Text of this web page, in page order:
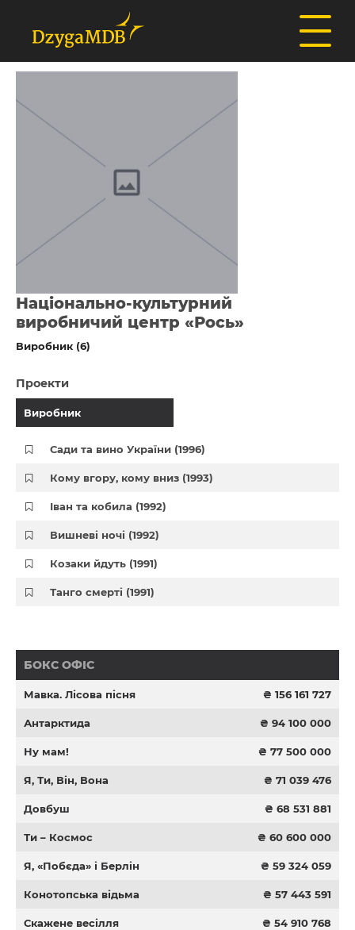
Національно-культурний
виробничий центр «Рось»
Виробник (6)
Проекти
Виробник
Сади та вино України (1996)
Кому вгору, кому вниз (1993)
Іван та кобила (1992)
Вишневі ночі (1992)
Козаки йдуть (1991)
Танго смерті (1991)
БОКС ОФІС
Мавка. Лісова пісня ₴ 156 161 727
Антарктида ₴ 94 100 000
Ну мам! ₴ 77 500 000
Я, Ти, Він, Вона ₴ 71 039 476
Довбуш ₴ 68 531 881
Ти – Космос ₴ 60 600 000
Я, «Побєда» і Берлін ₴ 59 324 059
Конотопська відьма ₴ 57 443 591
Скажене весілля ₴ 54 910 768